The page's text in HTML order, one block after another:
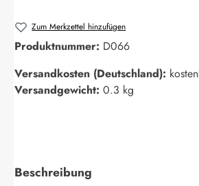
Zum Merkzettel hinzufügen
Produktnummer: D066
Versandkosten (Deutschland):
Versandgewicht: 0.3 kg
Beschreibung